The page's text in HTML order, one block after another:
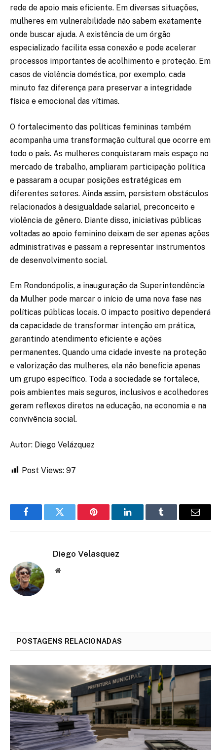
rede de apoio mais eficiente. Em diversas situações,
mulheres em vulnerabilidade não sabem exatamente
onde buscar ajuda. A existência de um órgão
especializado facilita essa conexão e pode acelerar
processos importantes de acolhimento e proteção. Em
casos de violência doméstica, por exemplo, cada
minuto faz diferença para preservar a integridade
física e emocional das vítimas.
O fortalecimento das políticas femininas também
acompanha uma transformação cultural que ocorre em
todo o país. As mulheres conquistaram mais espaço no
mercado de trabalho, ampliaram participação política
e passaram a ocupar posições estratégicas em
diferentes setores. Ainda assim, persistem obstáculos
relacionados à desigualdade salarial, preconceito e
violência de gênero. Diante disso, iniciativas públicas
voltadas ao apoio feminino deixam de ser apenas ações
administrativas e passam a representar instrumentos
de desenvolvimento social.
Em Rondonópolis, a inauguração da Superintendência
da Mulher pode marcar o início de uma nova fase nas
políticas públicas locais. O impacto positivo dependerá
da capacidade de transformar intenção em prática,
garantindo atendimento eficiente e ações
permanentes. Quando uma cidade investe na proteção
e valorização das mulheres, ela não beneficia apenas
um grupo específico. Toda a sociedade se fortalece,
pois ambientes mais seguros, inclusivos e acolhedores
geram reflexos diretos na educação, na economia e na
convivência social.
Autor: Diego Velázquez
Post Views: 97
FacebookTwitter Pinterest LinkedInTumblr Email
Diego Velasquez
Website
POSTAGENS RELACIONADAS